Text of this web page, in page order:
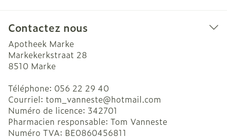
Contactez nous
Apotheek Marke
Markekerkstraat 28
8510 Marke
Téléphone: 056 22 29 40
Courriel: tom_vanneste@hotmail.com
Numéro de licence: 342701
Pharmacien responsable: Tom Vanneste
Numéro TVA: BE0860456811